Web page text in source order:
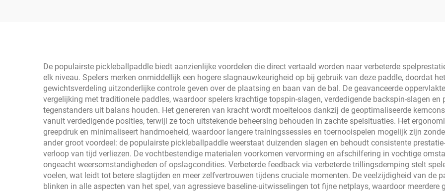
De populairste pickleballpaddle biedt aanzienlijke voordelen die direct vertaald worden naar verbeterde
elk niveau. Spelers merken onmiddellijk een hogere slagnauwkeurigheid op bij gebruik van deze paddle, doordat
gewichtsverdeling uitzonderlijke controle geven over de plaatsing en baan van de bal. De geavanceerde
vergelijking met traditionele paddles, waardoor spelers krachtige topspin-slagen, verdedigende backspin-slagen en
tegenstanders uit balans houden. Het genereren van kracht wordt moeiteloos dankzij de geoptimaliseerde
vanuit verdedigende posities, terwijl ze toch uitstekende beheersing behouden in zachte spelsituaties. Het
greepdruk en minimaliseert handmoeheid, waardoor langere trainingssessies en toernooispelen mogelijk zijn
ander groot voordeel: de populairste pickleballpaddle weerstaat duizenden slagen en behoudt consistente
verloop van tijd verliezen. De vochtbestendige materialen voorkomen vervorming en afschilfering in vochtige
ongeacht weersomstandigheden of opslagcondities. Verbeterde feedback via verbeterde trillingsdemping stelt
voelen, wat leidt tot betere slagtijden en meer zelfvertrouwen tijdens cruciale momenten. De veelzijdigheid van de
blinken in alle aspecten van het spel, van agressieve baseline-uitwisselingen tot fijne netplays, waardoor meerdere